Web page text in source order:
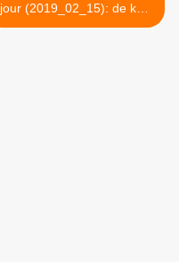
jour (2019_02_15): de kok
>